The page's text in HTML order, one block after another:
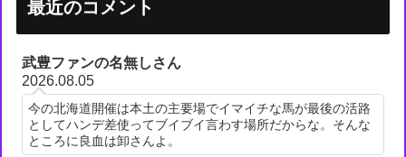
最近のコメント
武豊ファンの名無しさん
2026.08.05
今の北海道開催は本土の主要場でイマイチな馬が最後の活路
としてハンデ差使ってブイブイ言わす場所だからな。そんな
ところに良血は卸さんよ。